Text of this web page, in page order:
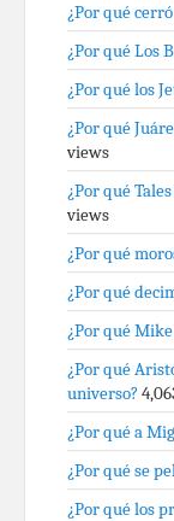
¿Por qué
¿Por qué Los
¿Por qué los
¿Por qué
views
¿Por qué
views
¿Por qué
¿Por qué
¿Por qué
¿Por qué
universo?
¿Por qué a
¿Por qué se
¿Por qué los